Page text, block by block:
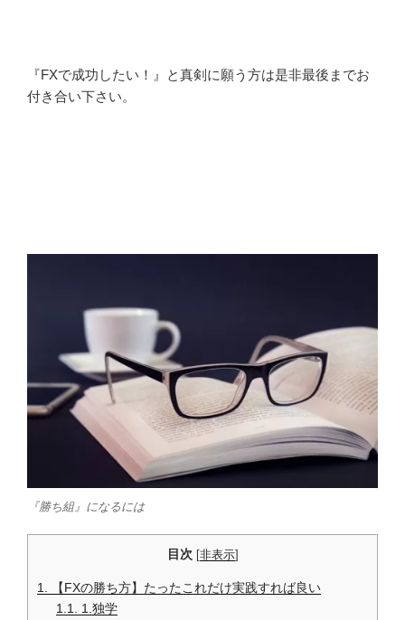
『FXで成功したい！』と真剣に願う方は是非最後までお
付き合い下さい。
『勝ち組』になるには
目次 [非表示]
1.
【FXの勝ち方】たったこれだけ実践すれば良い
1.1.
1.独学